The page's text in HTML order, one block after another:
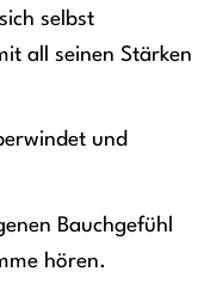
selbst
all seinen Stärken
und
Bauchgefühl
hören.